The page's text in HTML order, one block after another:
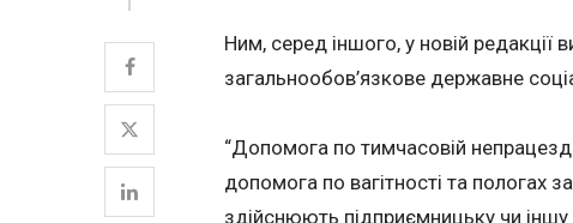
Ним, серед іншого, у новій редакції
загальнообов’язкове державне
“Допомога по тимчасовій
допомога по вагітності та пологах
здійснюють підприємницьку чи